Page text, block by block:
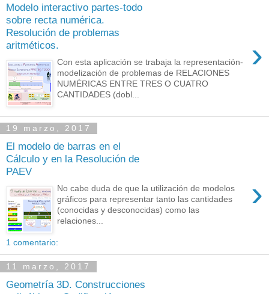
Modelo interactivo partes-todo
sobre recta numérica.
Resolución de problemas
aritméticos.
›
Con esta aplicación se trabaja la representación-
modelización de problemas de RELACIONES
NUMÉRICAS ENTRE TRES O CUATRO
CANTIDADES (dobl...
19 marzo, 2017
El modelo de barras en el
Cálculo y en la Resolución de
PAEV
›
No cabe duda de que la utilización de modelos
gráficos para representar tanto las cantidades
(conocidas y desconocidas) como las
relaciones...
1 comentario:
11 marzo, 2017
Geometría 3D. Construcciones